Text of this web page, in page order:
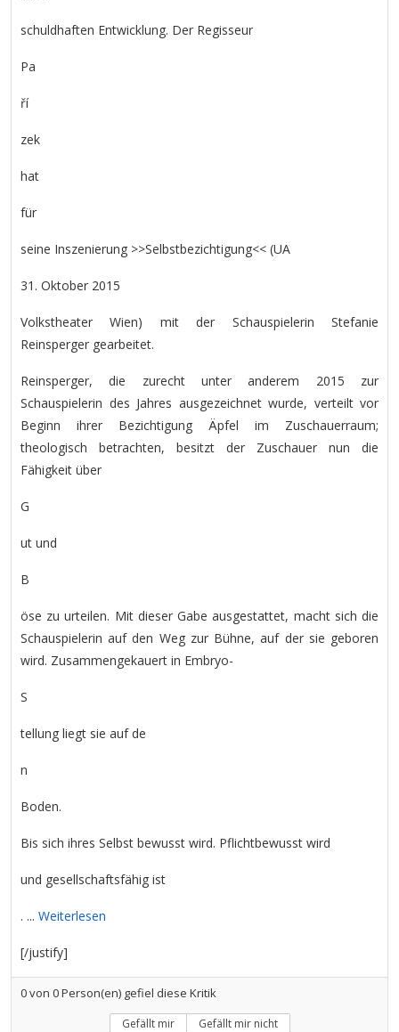
schuldhaften Entwicklung. Der Regisseur
Pa
ří
zek
hat
für
seine Inszenierung >>Selbstbezichtigung<< (UA
31. Oktober 2015
Volkstheater Wien) mit der Schauspielerin Stefanie
Reinsperger gearbeitet.
Reinsperger, die zurecht unter anderem 2015 zur
Schauspielerin des Jahres ausgezeichnet wurde, verteilt vor
Beginn ihrer Bezichtigung Äpfel im Zuschauerraum;
theologisch betrachten, besitzt der Zuschauer nun die
Fähigkeit über
G
ut und
B
öse zu urteilen. Mit dieser Gabe ausgestattet, macht sich die
Schauspielerin auf den Weg zur Bühne, auf der sie geboren
wird. Zusammengekauert in Embryo-
S
tellung liegt sie auf de
n
Boden.
Bis sich ihres Selbst bewusst wird. Pflichtbewusst wird
und gesellschaftsfähig ist
. ... Weiterlesen
[/justify]
0von 0Person(en) gefiel diese Kritik
Gefällt mir Gefällt mir nicht